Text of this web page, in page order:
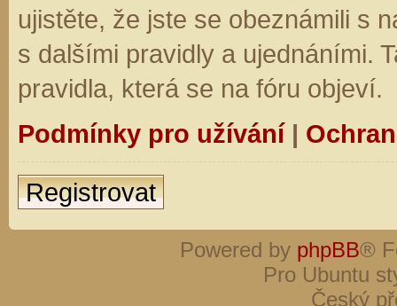
ujistěte, že jste se obeznámili s
s dalšími pravidly a ujednáními.
pravidla, která se na fóru objeví.
Podmínky pro užívání|
Registrovat
Powered by phpBB®
Pro Ubuntu
Český